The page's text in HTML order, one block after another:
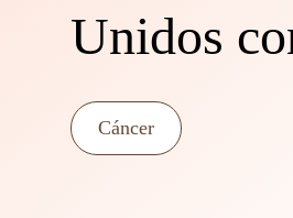
Unidos
Cáncer